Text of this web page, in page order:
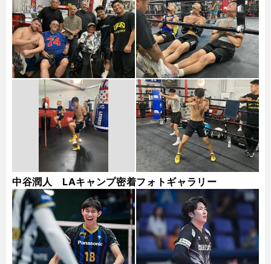
中谷潤人 LAキャンプ密着フォトギャラリー